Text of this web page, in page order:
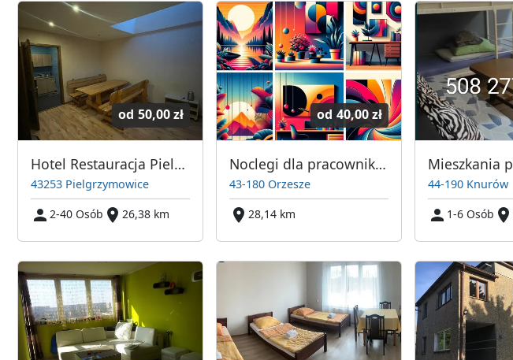
od 50,00 zł
Hotel Restauracja Pielgrzymówka
43253 Pielgrzymowice
2-40 Osób
26,38 km
od 40,00 zł
Noclegi dla pracowników firm- Orzesze
43-180 Orzesze
28,14 km
44-190 Knurów
1-6 Osób